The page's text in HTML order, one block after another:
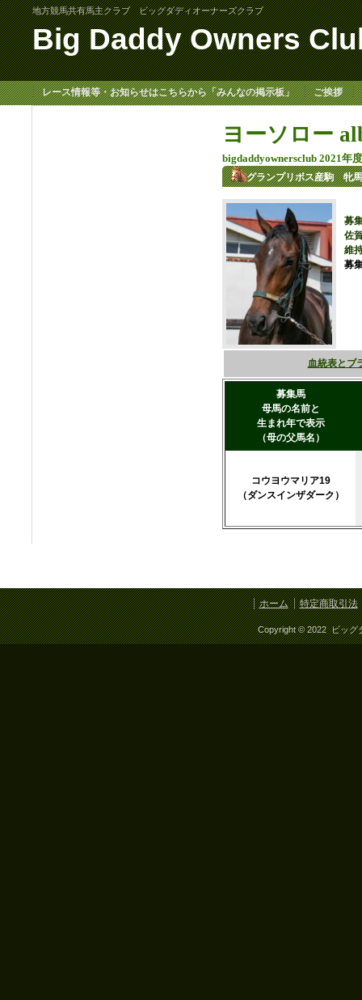
地方競馬共有馬主クラブ ビッグダディオーナーズクラブ
Big Daddy Owners
レース情報等・お知らせはこちらから「みんなの掲示板」 ご挨拶
ヨーソロー
bigdaddyownersclub 2021年
グランプリボス産駒 牝馬
募
佐
維
募
血統表とブ
募集馬
母馬の名前と
生まれ年で表示
（母の父馬名）
コウヨウマリア19
（ダンスインザダーク）
ホーム 特定商取引法
Copyright © 2022 ビッグ